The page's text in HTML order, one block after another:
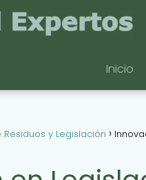
Inicio
y Legislación